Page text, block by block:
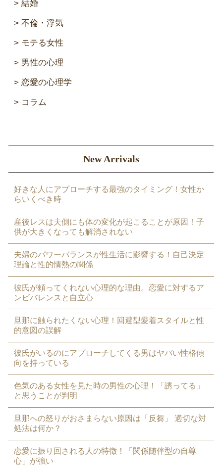
結婚
不倫・浮気
モテる女性
男性の心理
恋愛の心理学
コラム
New Arrivals
好きな人にアプローチする最強のタイミング！女性か
らいくべき時
産後レスは夫側にも体の変化が起こることが原因！子
供が大きくなっても解消されない
夫婦のパワーバランスが性生活に影響する！自己決定
理論と性的情熱の関係
彼氏が頼ってくれない心理的な理由。恋愛に対するア
ンビバレンスと自立心
旦那に触られたくない心理！回避型愛着スタイルと性
的意図の誤解
彼氏がいるのにアプローチしてくる男はヤバい性格傾
向を持っている
色気のある女性を見た時の男性の心理！「誘ってる」
と思うことが判明
旦那への怒りがおさまらない原因は「反芻」 適切な対
処法は何か？
恋愛に振り回される人の特徴！「関係随伴型の自尊
心」が強い